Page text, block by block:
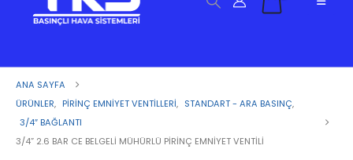
ANA SAYFA
ÜRÜNLER, PIRINÇ EMNIYET VENTILLERI, STANDART - ARA BASINÇ,
3/4″ BAĞLANTI
3/4” 2.6 BAR CE BELGELI MÜHÜRLÜ PIRINÇ EMNIYET VENTILI